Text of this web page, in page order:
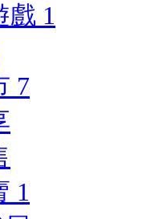
戲 1
7
1